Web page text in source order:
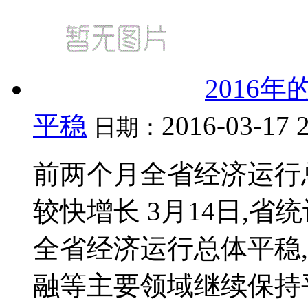
2016年
平稳 日期： 2016-03-17
前两个月全省经济运
较快增长 3月14日,省
全省经济运行总体平
融等主要领域继续保